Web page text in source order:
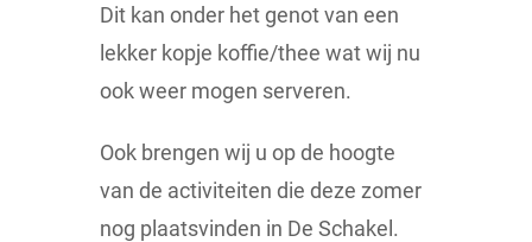
Dit kan onder het genot van een
lekker kopje koffie/thee wat wij nu
ook weer mogen serveren.
Ook brengen wij u op de hoogte
van de activiteiten die deze zomer
nog plaatsvinden in De Schakel.